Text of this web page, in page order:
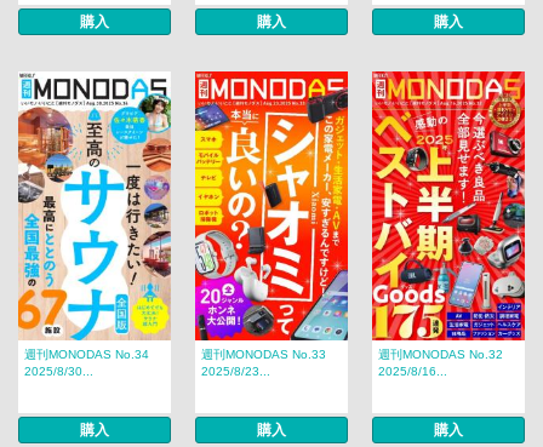
購入 購入 購入
週刊MONODAS No.34
2025/8/30...
購入
週刊MONODAS No.33
2025/8/23...
購入
週刊MONODAS No.32
2025/8/16...
購入